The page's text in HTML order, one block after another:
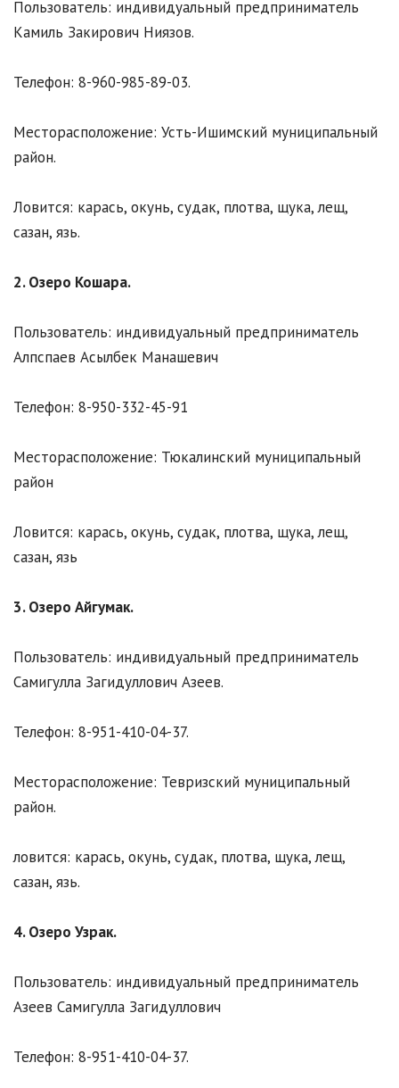
Пользователь: индивидуальный предприниматель
Камиль Закирович Ниязов.
Телефон: 8-960-985-89-03.
Месторасположение: Усть-Ишимский муниципальный
район.
Ловится: карась, окунь, судак, плотва, щука, лещ,
сазан, язь.
2. Озеро Кошара.
Пользователь: индивидуальный предприниматель
Алпспаев Асылбек Манашевич
Телефон: 8-950-332-45-91
Месторасположение: Тюкалинский муниципальный
район
Ловится: карась, окунь, судак, плотва, щука, лещ,
сазан, язь
3. Озеро Айгумак.
Пользователь: индивидуальный предприниматель
Самигулла Загидуллович Азеев.
Телефон: 8-951-410-04-37.
Месторасположение: Тевризский муниципальный
район.
ловится: карась, окунь, судак, плотва, щука, лещ,
сазан, язь.
4. Озеро Узрак.
Пользователь: индивидуальный предприниматель
Азеев Самигулла Загидуллович
Телефон: 8-951-410-04-37.